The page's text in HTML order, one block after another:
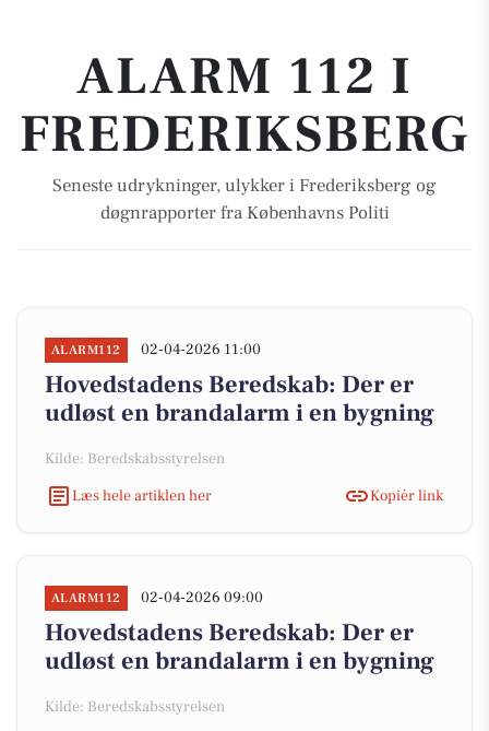
ALARM 112 I
FREDERIKSBERG
Seneste udrykninger, ulykker i Frederiksberg og
døgnrapporter fra Københavns Politi
ALARM112 02-04-2026 11:00
Hovedstadens Beredskab: Der er
udløst en brandalarm i en bygning
Kilde: Beredskabsstyrelsen
Læs hele artiklen her
Kopiér link
ALARM112 02-04-2026 09:00
Hovedstadens Beredskab: Der er
udløst en brandalarm i en bygning
Kilde: Beredskabsstyrelsen